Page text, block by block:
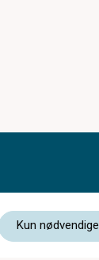
Kun nødvendige